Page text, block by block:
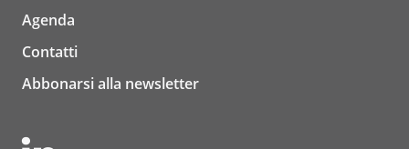
Agenda
Contatti
Abbonarsi alla newsletter